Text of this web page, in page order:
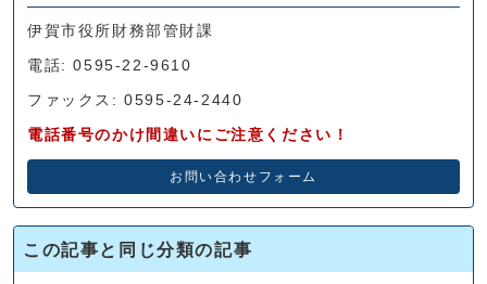
伊賀市役所財務部管財課
電話: 0595-22-9610
ファックス: 0595-24-2440
電話番号のかけ間違いにご注意ください！
お問い合わせフォーム
この記事と同じ分類の記事